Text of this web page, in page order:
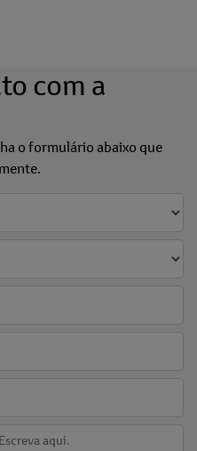
com a
o formulário abaixo que